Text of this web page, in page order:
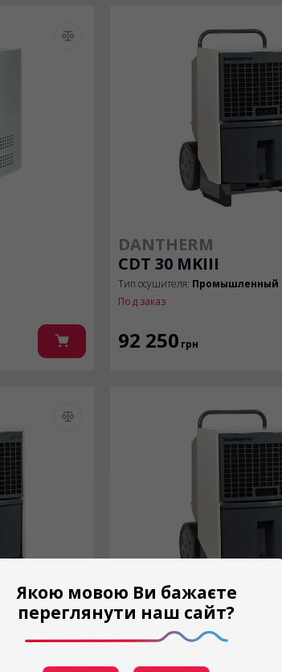
DANTHERM
CDT 30 MKIII
Тип осушителя: Промышленный
Под заказ
92 250 грн
DANTHERM
CDT 40S MKIII
Тип осушителя:Промышленный
Якою мовою Ви бажаєте
переглянути наш сайт?